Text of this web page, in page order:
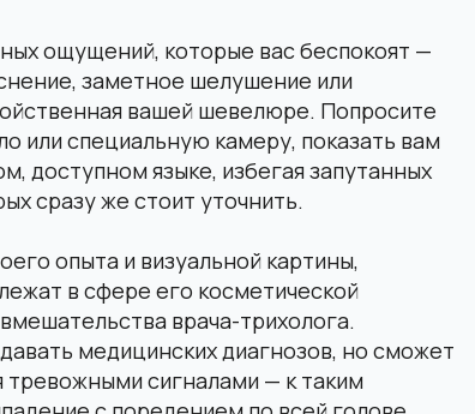
ощущений, которые вас беспокоят —
заметное шелушение или
вашей шевелюре. Попросите
или специальную камеру, показать вам
доступном языке, избегая запутанных
сразу же стоит уточнить.
опыта и визуальной картины,
в сфере его косметической
врача-трихолога.
медицинских диагнозов, но сможет
тревожными сигналами — к таким